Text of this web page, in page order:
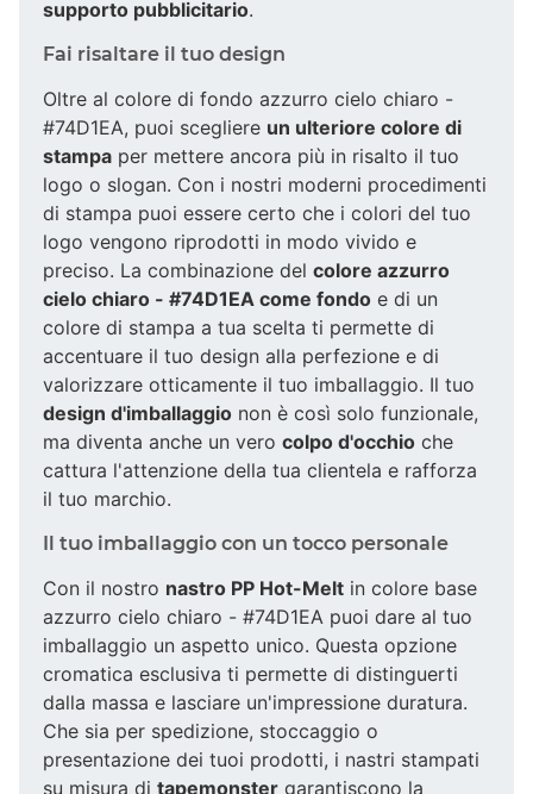
supporto pubblicitario.
Fai risaltare il tuo design
Oltre al colore di fondo azzurro cielo chiaro -
#74D1EA, puoi scegliere un ulteriore colore di
stampa per mettere ancora più in risalto il tuo
logo o slogan. Con i nostri moderni procedimenti
di stampa puoi essere certo che i colori del tuo
logo vengono riprodotti in modo vivido e
preciso. La combinazione del colore azzurro
cielo chiaro - #74D1EA come fondo e di un
colore di stampa a tua scelta ti permette di
accentuare il tuo design alla perfezione e di
valorizzare otticamente il tuo imballaggio. Il tuo
design d'imballaggio non è così solo funzionale,
ma diventa anche un vero colpo d'occhio che
cattura l'attenzione della tua clientela e rafforza
il tuo marchio.
Il tuo imballaggio con un tocco personale
Con il nostro nastro PP Hot-Melt in colore base
azzurro cielo chiaro - #74D1EA puoi dare al tuo
imballaggio un aspetto unico. Questa opzione
cromatica esclusiva ti permette di distinguerti
dalla massa e lasciare un'impressione duratura.
Che sia per spedizione, stoccaggio o
presentazione dei tuoi prodotti, i nastri stampati
su misura di tapemonster garantiscono la